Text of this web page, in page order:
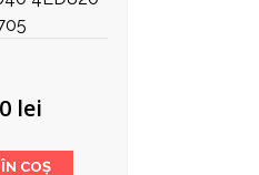
lei
COȘ